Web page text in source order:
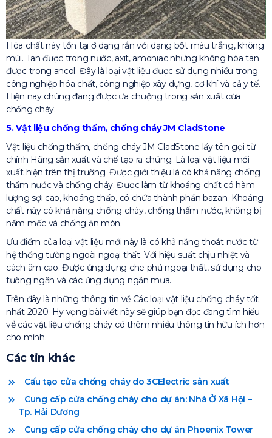
Hóa chất này tồn tại ở dạng rắn với dạng bột màu trắng, không
mùi. Tan được trong nước, axit, amoniac nhưng không hòa tan
được trong ancol. Đây là loại vật liệu được sử dụng nhiều trong
công nghiệp hóa chất, công nghiệp xây dựng, cơ khí và cả y tế.
Hiện nay chúng đang được ưa chuộng trong sản xuất cửa
chống cháy.
5. Vật liệu chống thấm, chống cháy JM CladStone
Vật liệu chống thấm, chống cháy JM CladStone lấy tên gọi từ
chính Hãng sản xuất và chế tạo ra chúng. Là loại vật liệu mới
xuất hiện trên thị trường. Được giới thiệu là có khả năng chống
thấm nước và chống cháy. Được làm từ khoáng chất có hàm
lượng sợi cao, khoáng thấp, có chứa thành phần bazan. Khoáng
chất này có khả năng chống cháy, chống thấm nước, không bị
nấm mốc và chống ăn mòn.
Ưu điểm của loại vật liệu mới này là có khả năng thoát nước từ
hệ thống tường ngoài ngoại thất. Với hiệu suất chịu nhiệt và
cách âm cao. Được ứng dụng che phủ ngoại thất, sử dụng cho
tường ngăn và các ứng dụng ngăn mưa.
Trên đây là những thông tin về Các loại vật liệu chống cháy tốt
nhất 2020. Hy vọng bài viết này sẽ giúp bạn đọc đang tìm hiểu
về các vật liệu chống cháy có thêm nhiều thông tin hữu ích hơn
cho mình.
Các tin khác
Cấu tạo cửa chống cháy do 3CElectric sản xuất
Cung cấp cửa chống cháy cho dự án: Nhà Ở Xã Hội –
Tp. Hải Dương
Cung cấp cửa chống cháy cho dự án Phoenix Tower